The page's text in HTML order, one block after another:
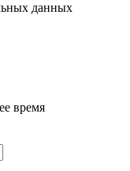
данных
время